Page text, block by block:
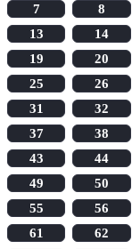
7
8
13
14
19
20
25
26
31
32
37
38
43
44
49
50
55
56
61
62